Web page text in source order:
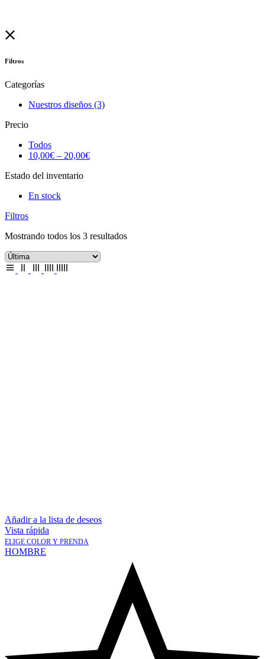
Filtros
Categorías
Nuestros diseños (3)
Precio
Todos
10,00€ – 20,00€
Estado del inventario
En stock
Filtros
Mostrando todos los 3 resultados
Añadir a la lista de deseos
Vista rápida
ELIGE COLOR Y PRENDA
HOMBRE